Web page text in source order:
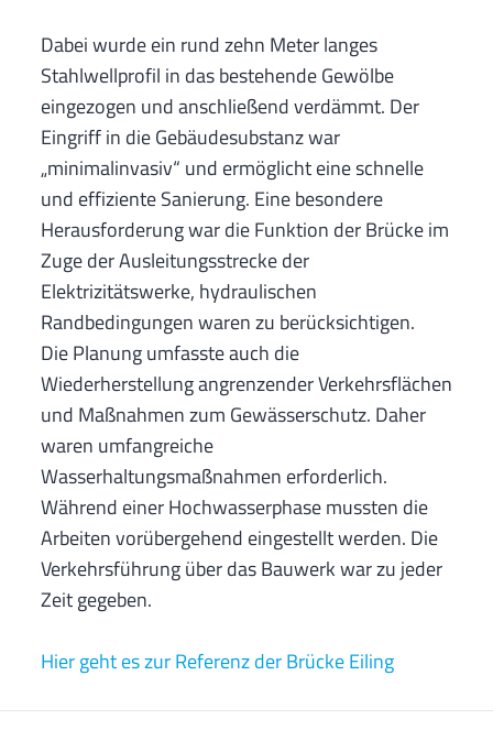
Dabei wurde ein rund zehn Meter langes
Stahlwellprofil in das bestehende Gewölbe
eingezogen und anschließend verdämmt. Der
Eingriff in die Gebäudesubstanz war
„minimalinvasiv“ und ermöglicht eine schnelle
und effiziente Sanierung. Eine besondere
Herausforderung war die Funktion der Brücke im
Zuge der Ausleitungsstrecke der
Elektrizitätswerke, hydraulischen
Randbedingungen waren zu berücksichtigen.
Die Planung umfasste auch die
Wiederherstellung angrenzender Verkehrsflächen
und Maßnahmen zum Gewässerschutz. Daher
waren umfangreiche
Wasserhaltungsmaßnahmen erforderlich.
Während einer Hochwasserphase mussten die
Arbeiten vorübergehend eingestellt werden. Die
Verkehrsführung über das Bauwerk war zu jeder
Zeit gegeben.
Hier geht es zur Referenz der Brücke Eiling